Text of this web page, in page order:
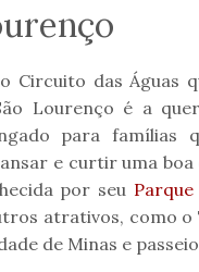
Circuito das Águas
Lourenço é a
para famílias
e curtir uma boa
por seu Parque
atrativos, como o
de Minas e